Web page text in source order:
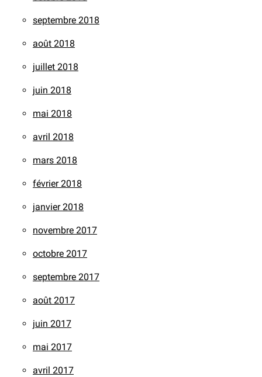
septembre 2018
août 2018
juillet 2018
juin 2018
mai 2018
avril 2018
mars 2018
février 2018
janvier 2018
novembre 2017
octobre 2017
septembre 2017
août 2017
juin 2017
mai 2017
avril 2017